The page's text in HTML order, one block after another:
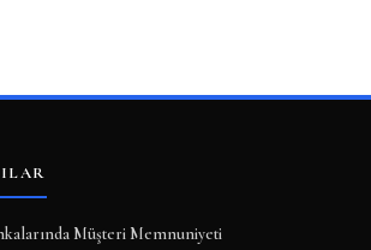
Müşteri Memnuniyeti